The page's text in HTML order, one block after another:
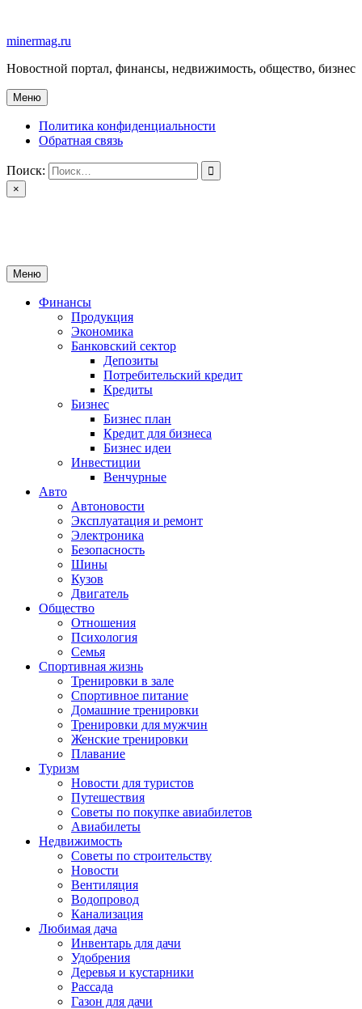
содержимому
minermag.ru
Новостной портал, финансы, недвижимость, общество, бизнес
Меню
Политика конфиденциальности
Обратная связь
Поиск:
×
Меню
Финансы
Продукция
Экономика
Банковский сектор
Депозиты
Потребительский кредит
Кредиты
Бизнес
Бизнес план
Кредит для бизнеса
Бизнес идеи
Инвестиции
Венчурные
Авто
Автоновости
Эксплуатация и ремонт
Электроника
Безопасность
Шины
Кузов
Двигатель
Общество
Отношения
Психология
Семья
Спортивная жизнь
Тренировки в зале
Спортивное питание
Домашние тренировки
Тренировки для мужчин
Женские тренировки
Плавание
Туризм
Новости для туристов
Путешествия
Советы по покупке авиабилетов
Авиабилеты
Недвижимость
Советы по строительству
Новости
Вентиляция
Водопровод
Канализация
Любимая дача
Инвентарь для дачи
Удобрения
Деревья и кустарники
Рассада
Газон для дачи